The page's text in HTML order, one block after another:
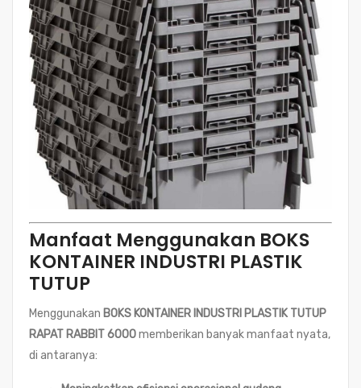
Manfaat Menggunakan BOKS
KONTAINER INDUSTRI PLASTIK
TUTUP
Menggunakan BOKS KONTAINER INDUSTRI PLASTIK TUTUP
RAPAT RABBIT 6000memberikan banyak manfaat nyata,
di antaranya: